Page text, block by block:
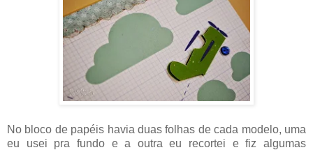
No bloco de papéis havia duas folhas de cada modelo, uma
eu usei pra fundo e a outra eu recortei e fiz algumas